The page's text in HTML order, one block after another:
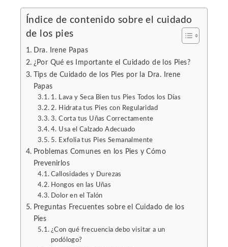
Índice de contenido sobre el cuidado
de los pies
Dra. Irene Papas
¿Por Qué es Importante el Cuidado de los Pies?
Tips de Cuidado de los Pies por la Dra. Irene
Papas
1. Lava y Seca Bien tus Pies Todos los Días
2. Hidrata tus Pies con Regularidad
3. Corta tus Uñas Correctamente
4. Usa el Calzado Adecuado
5. Exfolia tus Pies Semanalmente
Problemas Comunes en los Pies y Cómo
Prevenirlos
Callosidades y Durezas
Hongos en las Uñas
Dolor en el Talón
Preguntas Frecuentes sobre el Cuidado de los
Pies
¿Con qué frecuencia debo visitar a un
podólogo?